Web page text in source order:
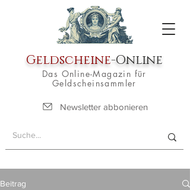
Geldscheine-Online
Das Online-Magazin für
Geldscheinsammler
Newsletter abbonieren
Beitrag